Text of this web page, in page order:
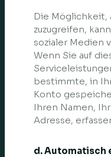
Die Möglichkeit,
zuzugreifen,
sozialer Medien
Wenn Sie auf
bestimmte, in
Konto
Ihren Namen,
Adresse,
d. Automatisch